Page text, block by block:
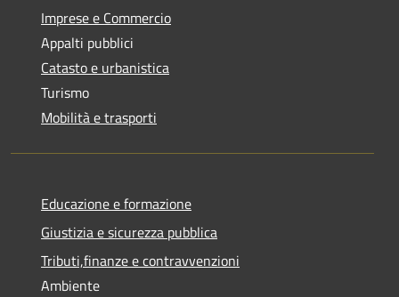
Imprese e Commercio
Appalti pubblici
Catasto e urbanistica
Turismo
Mobilità e trasporti
Educazione e formazione
Giustizia e sicurezza pubblica
Tributi,finanze e contravvenzioni
Ambiente